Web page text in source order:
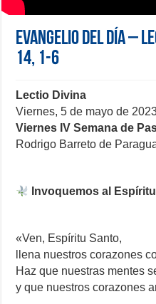
Evangelio del día –
14, 1-6
Lectio Divina
Viernes, 5 de mayo de
Viernes IV Semana de
Rodrigo Barreto de
Invoquemos al
«Ven, Espíritu Santo,
llena nuestros corazones
Haz que nuestras mentes
y que nuestros corazones